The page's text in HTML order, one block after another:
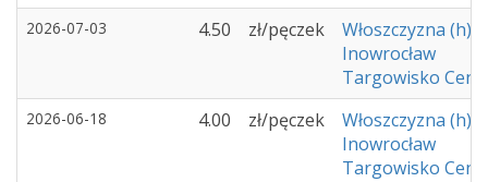
2026-07-03 4.50 zł/pęczek
Włoszczyzna (h)
Inowrocław
Targowisko
2026-06-18 4.00 zł/pęczek
Włoszczyzna (h)
Inowrocław
Targowisko